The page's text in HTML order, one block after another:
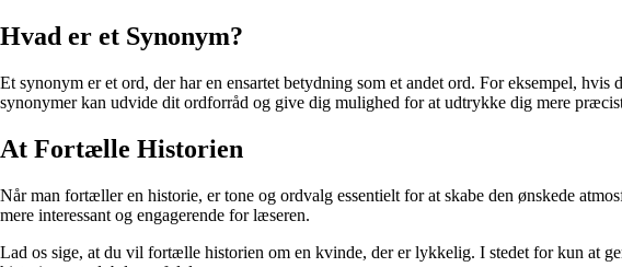
Hvad er et Synonym?
Et synonym er et ord, der har en ensartet betydning som et andet ord. For eksempel,
synonymer kan udvide dit ordforråd og give dig mulighed for at udtrykke dig mere
At Fortælle Historien
Når man fortæller en historie, er tone og ordvalg essentielt for at skabe den ønskede
mere interessant og engagerende for læseren.
Lad os sige, at du vil fortælle historien om en kvinde, der er lykkelig. I stedet for kun at